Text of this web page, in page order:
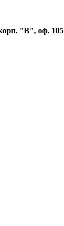
"В", оф.